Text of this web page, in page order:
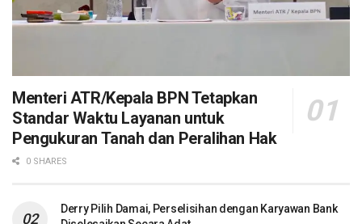
Menteri ATR/Kepala BPN Tetapkan
Standar Waktu Layanan untuk
Pengukuran Tanah dan Peralihan Hak
0 SHARES
Derry Pilih Damai, Perselisihan dengan Karyawan Bank